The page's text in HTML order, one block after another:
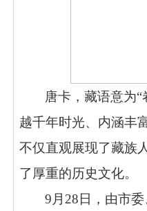
唐卡，藏语意为“
越千年时光、内涵丰
不仅直观展现了藏族
了厚重的历史文化。
9月28日，由市